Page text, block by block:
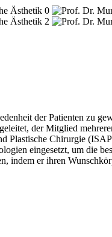
der Patienten zu
der Mitglied
Plastische Chirurgie
eingesetzt, um die
indem er ihren